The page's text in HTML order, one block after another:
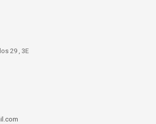
29 , 3E